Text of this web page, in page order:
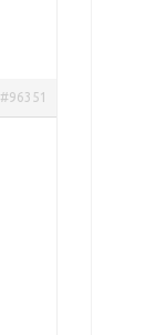
#96351